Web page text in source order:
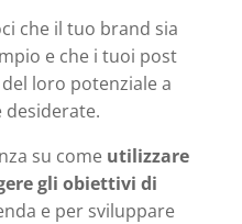
che il tuo brand sia
e che i tuoi post
loro potenziale a
desiderate.
su come utilizzare
gli obiettivi di
e per sviluppare